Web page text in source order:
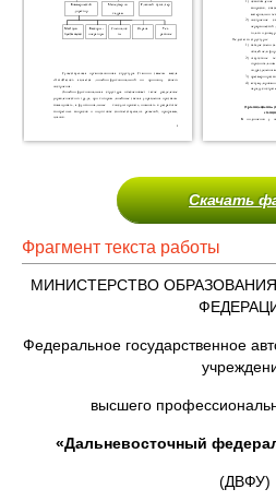
Скачать
Фрагмент текста работы
МИНИСТЕРСТВО
Федеральное государственное
высшего
«Дальневосточный
(ДВФУ)